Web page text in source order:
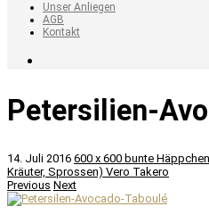
Unser Anliegen
AGB
Kontakt
Petersilien-
14. Juli 2016 600 x 600 bunte
Kräuter, Sprossen) Vero Takero
Previous Next